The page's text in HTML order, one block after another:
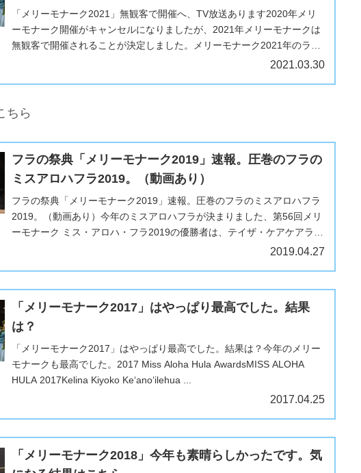
「メリーモナーク2021」無観客で開催へ、TV放送あります2020年メリ
ーモナーク開催がキャンセルになりましたが、2021年メリーモナークは
無観客で開催されることが決定しました。メリーモナーク2021年のライ
2021.03.30
ちら
フラの祭典「メリーモナーク2019」速報。圧巻のフラの
ミスアロハフラ2019。（動画あり）
フラの祭典「メリーモナーク2019」速報。圧巻のフラのミスアロハフラ
2019。（動画あり）今年のミスアロハフラが決まりました、第56回メリ
ーモナーク ミス・アロハ・フラ2019の優勝者は、テイザ・ケアケアラ
2019.04.27
「メリーモナーク2017」はやっぱり最高でした。結果
は？
「メリーモナーク2017」はやっぱり最高でした。結果は？今年のメリー
モナークも最高でした。2017 Miss Aloha Hula AwardsMISS ALOHA
HULA 2017Kelina Kiyoko Keʻanoʻilehua ...
2017.04.25
「メリーモナーク2018」今年も素晴らしかったです。気